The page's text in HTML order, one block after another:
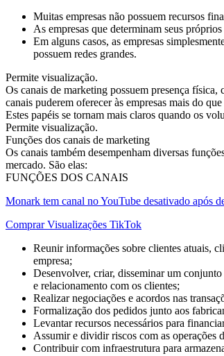
Muitas empresas não possuem recursos
As empresas que determinam seus
Em alguns casos, as empresas
possuem redes grandes.
Permite visualização.
Os canais de marketing possuem presença
canais puderem oferecer às empresas mais do
Estes papéis se tornam mais claros quando os
Permite visualização.
Funções dos canais de marketing
Os canais também desempenham diversas
mercado. São elas:
FUNÇÕES DOS CANAIS
Monark tem canal no YouTube desativado após
Comprar Visualizações TikTok
Reunir informações sobre clientes atuais,
empresa;
Desenvolver, criar, disseminar um
e relacionamento com os clientes;
Realizar negociações e acordos nas
Formalização dos pedidos junto aos
Levantar recursos necessários para
Assumir e dividir riscos com as operações
Contribuir com infraestrutura para